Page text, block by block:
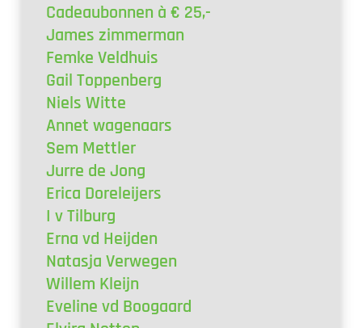
Cadeaubonnen à € 25,-
James zimmerman
Femke Veldhuis
Gail Toppenberg
Niels Witte
Annet wagenaars
Sem Mettler
Jurre de Jong
Erica Doreleijers
I v Tilburg
Erna vd Heijden
Natasja Verwegen
Willem Kleijn
Eveline vd Boogaard